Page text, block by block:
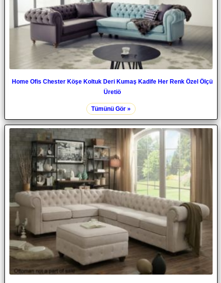
Home Ofis Chester Köşe Koltuk Deri Kumaş Kadife Her Renk Özel Ölçü
Üretiö
Tümünü Gör »